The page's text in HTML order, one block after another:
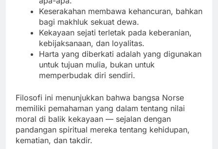
Keserakahan membawa kehancuran, bahkan
bagi makhluk sekuat dewa.
Kekayaan sejati terletak pada keberanian,
kebijaksanaan, dan loyalitas.
Harta yang diberkati adalah yang digunakan
untuk tujuan mulia, bukan untuk
memperbudak diri sendiri.
Filosofi ini menunjukkan bahwa bangsa Norse
memiliki pemahaman yang dalam tentang nilai
moral di balik kekayaan — sejalan dengan
pandangan spiritual mereka tentang kehidupan,
kematian, dan takdir.